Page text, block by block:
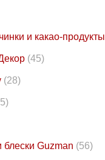
и какао-продукты
(45)
(28)
блески Guzman (56)